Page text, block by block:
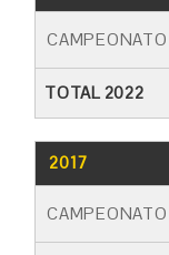
TOTAL 2022
2017